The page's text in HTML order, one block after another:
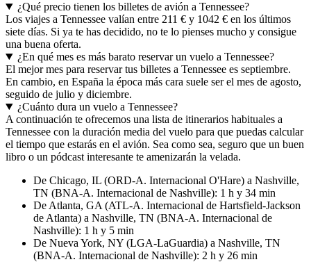
¿Qué precio tienen los billetes de avión a Tennessee?
Los viajes a Tennessee valían entre 211 € y 1042 € en los últimos
siete días. Si ya te has decidido, no te lo pienses mucho y consigue
una buena oferta.
¿En qué mes es más barato reservar un vuelo a Tennessee?
El mejor mes para reservar tus billetes a Tennessee es septiembre.
En cambio, en España la época más cara suele ser el mes de agosto,
seguido de julio y diciembre.
¿Cuánto dura un vuelo a Tennessee?
A continuación te ofrecemos una lista de itinerarios habituales a
Tennessee con la duración media del vuelo para que puedas calcular
el tiempo que estarás en el avión. Sea como sea, seguro que un buen
libro o un pódcast interesante te amenizarán la velada.
De Chicago, IL (ORD-A. Internacional O'Hare) a Nashville,
TN (BNA-A. Internacional de Nashville): 1 h y 34 min
De Atlanta, GA (ATL-A. Internacional de Hartsfield-Jackson
de Atlanta) a Nashville, TN (BNA-A. Internacional de
Nashville): 1 h y 5 min
De Nueva York, NY (LGA-LaGuardia) a Nashville, TN
(BNA-A. Internacional de Nashville): 2 h y 26 min